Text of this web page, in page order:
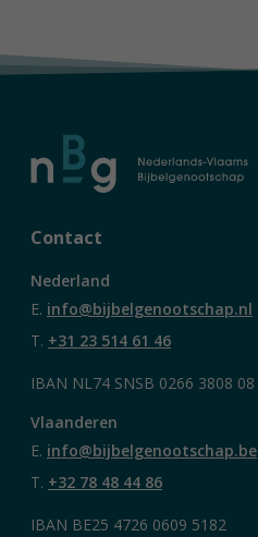
Contact
Nederland
E. info@bijbelgenootschap.nl
T. +31 23 514 61 46
IBAN NL74 SNSB 0266 3808 08
Vlaanderen
E. info@bijbelgenootschap.be
T. +32 78 48 44 86
IBAN BE25 4726 0609 5182